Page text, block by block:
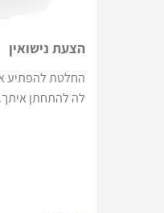
הצעת נישואין
החלטת להפתיע
לה להתחתן איתך.